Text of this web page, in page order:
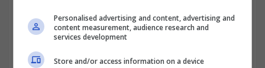
normative, l
a centralità del governo nel
controllo dei dati elaborati nel territorio
cinese
Personalised advertising and content, advertising and
content measurement, audience research and
services development
Store and/or access information on a device